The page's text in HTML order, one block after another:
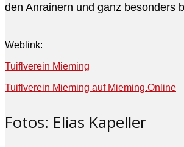
den Anrainern und ganz besonders
Weblink:
Tuiflverein Mieming
Tuiflverein Mieming auf Mieming.Online
Fotos: Elias Kapeller